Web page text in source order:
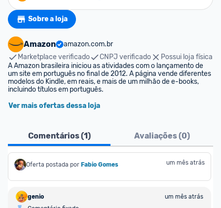
Sobre a loja
Amazon
amazon.com.br
Marketplace verificado
CNPJ verificado
Possui loja física
A Amazon brasileira iniciou as atividades com o lançamento de
um site em português no final de 2012. A página vende diferentes
modelos do Kindle, em reais, e mais de um milhão de e-books,
incluindo títulos em português.
Ver mais ofertas dessa loja
Comentários (1) Avaliações (0)
Oferta postada por Fabio Gomes um mês atrás
genio
um mês atrás